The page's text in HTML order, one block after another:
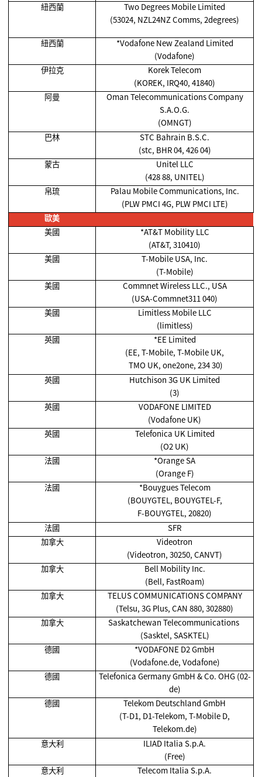
紐西蘭
Two Degrees Mobile Limited
(53024, NZL24NZ Comms, 2degrees)
紐西蘭
*Vodafone New Zealand Limited
(Vodafone)
伊拉克
Korek Telecom
(KOREK, IRQ40, 41840)
阿曼
Oman Telecommunications Company
S.A.O.G.
(OMNGT)
巴林
STC Bahrain B.S.C.
(stc, BHR 04, 426 04)
蒙古
Unitel LLC
(428 88, UNITEL)
帛琉
Palau Mobile Communications, Inc.
(PLW PMCI 4G, PLW PMCI LTE)
歐美
美國
*AT&T Mobility LLC
(AT&T, 310410)
美國
T-Mobile USA, Inc.
(T-Mobile)
美國
Commnet Wireless LLC., USA
(USA-Commnet311 040)
美國
Limitless Mobile LLC
(limitless)
英國
*EE Limited
(EE, T-Mobile, T-Mobile UK,
TMO UK, one2one, 234 30)
英國
Hutchison 3G UK Limited
(3)
英國
VODAFONE LIMITED
(Vodafone UK)
英國
Telefonica UK Limited
(O2 UK)
法國
*Orange SA
(Orange F)
法國
*Bouygues Telecom
(BOUYGTEL, BOUYGTEL-F,
F-BOUYGTEL, 20820)
法國
SFR
加拿大
Videotron
(Videotron, 30250, CANVT)
加拿大
Bell Mobility Inc.
(Bell, FastRoam)
加拿大
TELUS COMMUNICATIONS COMPANY
(Telsu, 3G Plus, CAN 880, 302880)
加拿大
Saskatchewan Telecommunications
(Sasktel, SASKTEL)
德國
*VODAFONE D2 GmbH
(Vodafone.de, Vodafone)
德國
Telefonica Germany GmbH & Co. OHG (02-
de)
德國
Telekom Deutschland GmbH
(T-D1, D1-Telekom, T-Mobile D,
Telekom.de)
意大利
ILIAD Italia S.p.A.
(Free)
意大利
Telecom Italia S.p.A.